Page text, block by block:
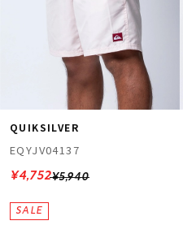
QUIKSILVER
EQYJV04137
¥5,940
¥4,752